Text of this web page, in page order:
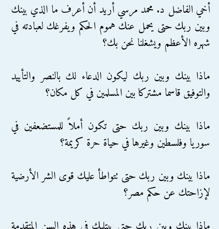
أخي الفاضل د. محمد مرسي أريد أن أعرف ما الذي بينك
وبين ربك حتى يحمل عنك هموم الحكم ويفرغك لعبادته في
شهره الأعظم ويشغلنا نحن بك؟
ماذا بينك وبين ربك ليكون الدعاء لك بالنصر والتأييد
والتوفيق قاسما مشتركا بين المسلمين في كل مكان؟
ماذا بينك وبين ربك حتى تكون أملاً للمستضعفين في
سوريا وفلسطين وغيرها في حياة حرة كريمة؟
ماذا بينك وبين ربك حتى تتواطأ عليك قوى الشر الأرضية
لإزاحتك عن حكم مصر؟